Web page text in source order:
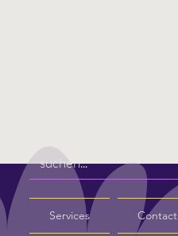
Services Contact